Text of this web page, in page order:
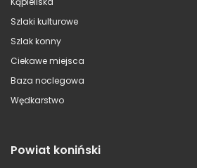
Szlaki kulturowe
Szlak konny
Ciekawe miejsca
Baza noclegowa
Wędkarstwo
Powiat koniński